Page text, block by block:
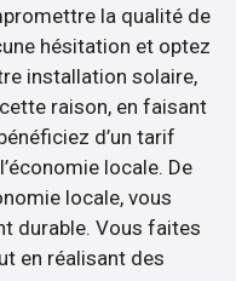
la qualité de
hésitation et optez
installation solaire,
raison, en faisant
d’un tarif
locale. De
locale, vous
durable. Vous faites
en réalisant des